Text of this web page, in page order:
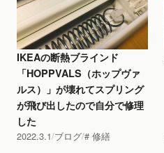
IKEAの断熱ブラインド
「HOPPVALS（ホップヴァ
ルス）」が壊れてスプリング
が飛び出したので自分で修理
した
2022.3.1 ブログ 修繕